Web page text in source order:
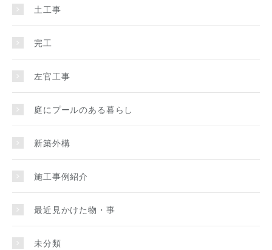
土工事
完工
左官工事
庭にプールのある暮らし
新築外構
施工事例紹介
最近見かけた物・事
未分類